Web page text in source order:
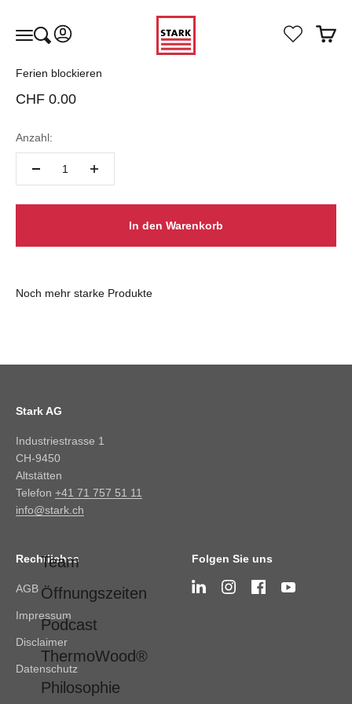
Navigationsmenü öffnen
Suche öffnen
Kundenkontoseite öffnen
Team
Öffnungszeiten
Podcast
ThermoWood®
Philosophie
Ferien blockieren
Angebot
CHF 0.00
Anzahl:
In den Warenkorb
Stark AG
Industriestrasse 1
CH-9450
Altstätten
Telefon +41 71 757 51 11
info@stark.ch
Rechtliches
AGB
Impressum
Disclaimer
Datenschutz
Folgen Sie uns